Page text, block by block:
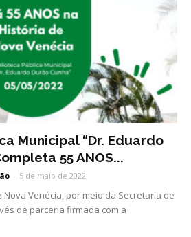
Municipal “Dr. Eduardo
55 ANOS...
- 5 de maio de 2022
Venécia, por meio da Secretaria de
de parceria firmada com a